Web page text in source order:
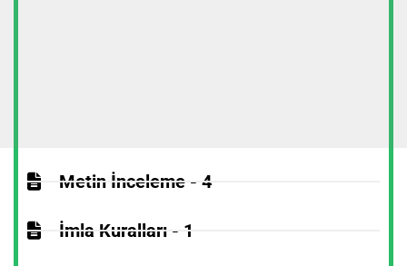
Metin İnceleme - 4
İmla Kuralları - 1